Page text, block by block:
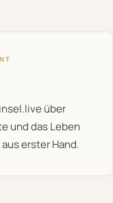
über
und das Leben
erster Hand.